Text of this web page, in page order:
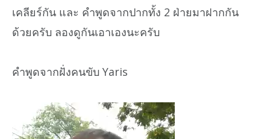
เคลียร์กัน และ คำพูดจากปากทั้ง 2 ฝ่ายมาฝากกัน
ด้วยครับ ลองดูกันเอาเองนะครับ
คำพูดจากฝั่งคนขับ Yaris
Video
Player